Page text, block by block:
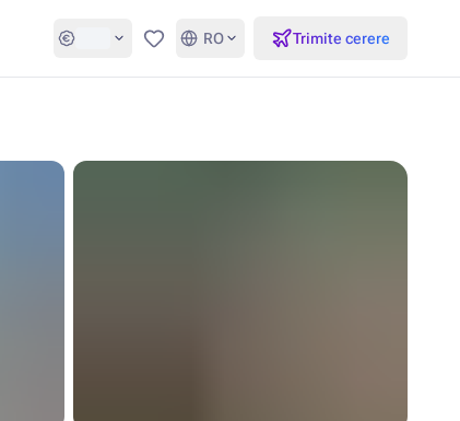
Favorite
RO Trimite cerere